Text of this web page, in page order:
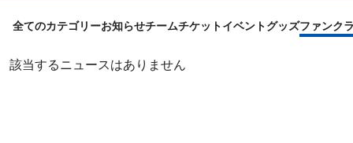
全てのカテゴリーお知らせチームチケットイベントグッズファンク
該当するニュースはありません